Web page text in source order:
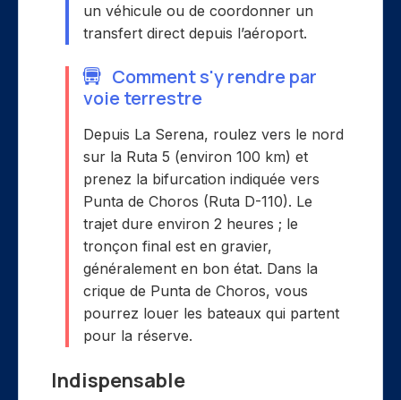
un véhicule ou de coordonner un
transfert direct depuis l’aéroport.
Comment s'y rendre par
voie terrestre
Depuis La Serena, roulez vers le nord
sur la Ruta 5 (environ 100 km) et
prenez la bifurcation indiquée vers
Punta de Choros (Ruta D-110). Le
trajet dure environ 2 heures ; le
tronçon final est en gravier,
généralement en bon état. Dans la
crique de Punta de Choros, vous
pourrez louer les bateaux qui partent
pour la réserve.
Indispensable